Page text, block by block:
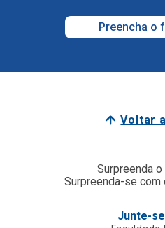
Preencha o
Voltar
Surpreenda
Surpreenda-se com
Junte-